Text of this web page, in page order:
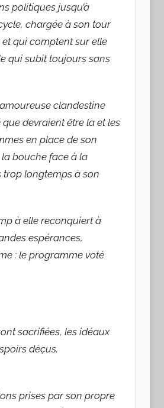
politiques jusqu’à
chargée à son tour
qui comptent sur elle
qui subit toujours sans
clandestine
devraient être la et les
en place de son
bouche face à la
trop longtemps à son
à elle reconquiert à
espérances,
: le programme voté
sacrifiées, les idéaux
déçus.
prises par son propre